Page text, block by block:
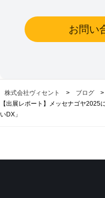
お問い
株式会社ヴィセント > ブログ
>
【出展レポート】メッセナゴヤ
いDX」